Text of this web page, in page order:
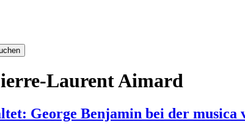
Laurent Aimard
George Benjamin bei der musica